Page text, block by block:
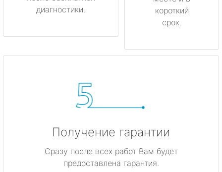
диагностики.
короткий
срок.
Получение гарантии
Сразу после всех работ Вам будет
предоставлена гарантия.